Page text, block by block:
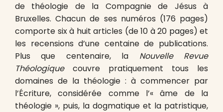
de théologie de la Compagnie de Jésus à
Bruxelles. Chacun de ses numéros (176 pages)
comporte six à huit articles (de 10 à 20 pages) et
les recensions d’une centaine de publications.
Plus que centenaire, la Nouvelle Revue
Théologiquecouvre pratiquement tous les
domaines de la théologie : à commencer par
l’Écriture, considérée comme l’« âme de la
théologie », puis, la dogmatique et la patristique,